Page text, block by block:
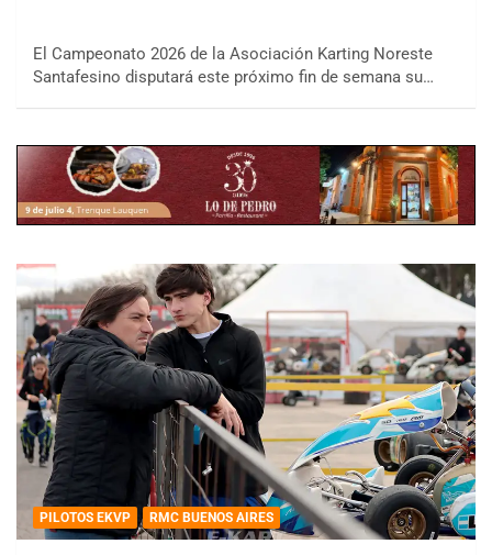
El Campeonato 2026 de la Asociación Karting Noreste
Santafesino disputará este próximo fin de semana su…
PILOTOS EKVP RMC BUENOS AIRES